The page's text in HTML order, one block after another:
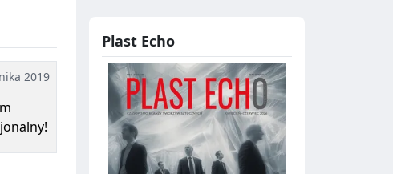
2019
Plast Echo